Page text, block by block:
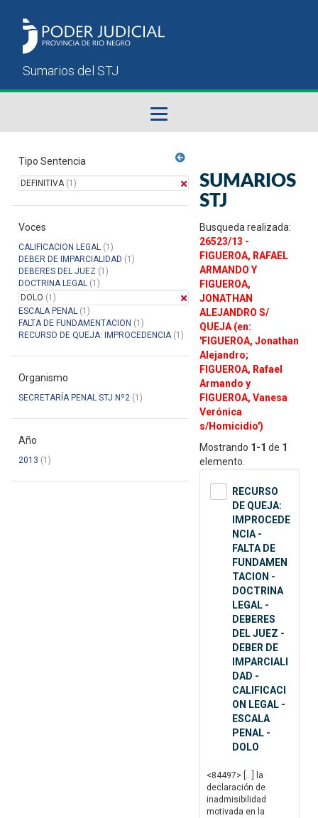
Sumarios del STJ
Manual del Usuario
Tipo Sentencia
DEFINITIVA(1)
Voces
CALIFICACION LEGAL (1)
DEBER DE IMPARCIALIDAD (1)
DEBERES DEL JUEZ (1)
DOCTRINA LEGAL (1)
DOLO (1)
ESCALA PENAL (1)
FALTA DE FUNDAMENTACION (1)
RECURSO DE QUEJA: IMPROCEDENCIA(1)
Organismo
SECRETARÍA PENAL STJ Nº2 (1)
Año
2013 (1)
SUMARIOS
STJ
Busqueda realizada:
26523/13 -
FIGUEROA, RAFAEL
ARMANDO Y
FIGUEROA,
JONATHAN
ALEJANDRO S/
QUEJA (en:
'FIGUEROA, Jonathan
Alejandro;
FIGUEROA, Rafael
Armando y
FIGUEROA, Vanesa
Verónica
s/Homicidio')
Mostrando 1-1 de 1
elemento.
RECURSO
DE QUEJA:
IMPROCEDE
NCIA -
FALTA DE
FUNDAMEN
TACION -
DOCTRINA
LEGAL -
DEBERES
DEL JUEZ -
DEBER DE
IMPARCIALI
DAD -
CALIFICACI
ON LEGAL -
ESCALA
PENAL -
DOLO
<84497> […] la
declaración de
inadmisibilidad
motivada en la